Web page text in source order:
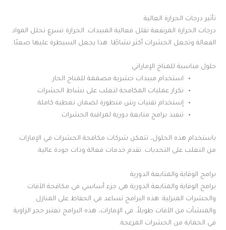
تأثير درجات الحرارة العالية
درجات الحرارة المرتفعة تقلل فعالية المبيدات. الحرارة تسرع تحلل المواد
الفعالة وتجعل الحشرات أكثر نشاطًا. هذا يجعل السيطرة عليها صعبًا.
حلول مناسبة للمناخ الإماراتي
استخدام مبيدات حشرية مصممة للمناخ الحار.
تكرار عمليات المكافحة لتغلب على نشاط الحشرات.
إستخدام تقنيات رش متطورة لضمان تغطية كاملة.
تنفيذ برامج متابعة دورية لمراقبة الحشرات.
باستخدام هذه الحلول، تتمكن شركات مكافحة الحشرات في الإمارات
من التغلب على التحديات. تقدم خدمات فعالة وذات جودة عالية.
برامج الوقاية والمتابعة الدورية
برامج الوقاية والمتابعة الدورية هي جزء أساسي في مكافحة الآفات
والحشرات المنزلية. هذه البرامج تساعد في الحفاظ على المنازل
والمنشآت من الآفات طويلاً. في الإمارات، هذه البرامج تعتبر حجر الزاوية
في الحماية من الحشرات المزعجة.